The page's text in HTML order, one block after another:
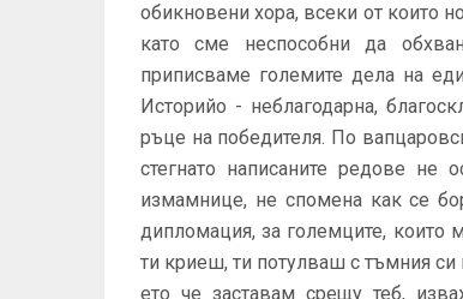
обикновени хора, всеки от които
като сме неспособни да
приписваме големите дела на
Историйо - неблагодарна,
ръце на победителя. По
стегнато написаните редове не
измамнице, не спомена как се
дипломация, за големците, които
ти криеш, ти потулваш с тъмния си
ето че заставам срещу теб,